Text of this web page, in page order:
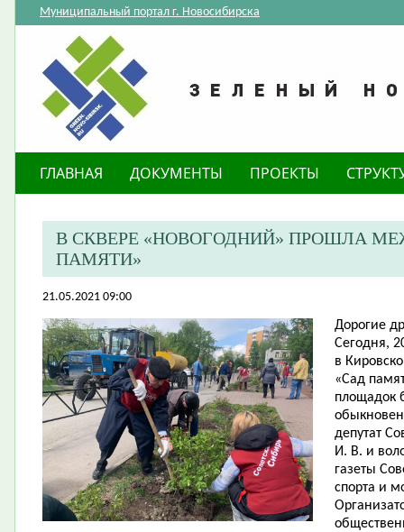
Муниципальный портал г. Новосибирска
ГЛАВНАЯ ДОКУМЕНТЫ ПРОЕКТЫ
В СКВЕРЕ «НОВОГОДНИЙ» ПРОШЛА
ПАМЯТИ»
21.05.2021 09:00
Дорогие
Сегодня,
в
«Сад
площадок
депутат
И. В. и
газеты
спорта и